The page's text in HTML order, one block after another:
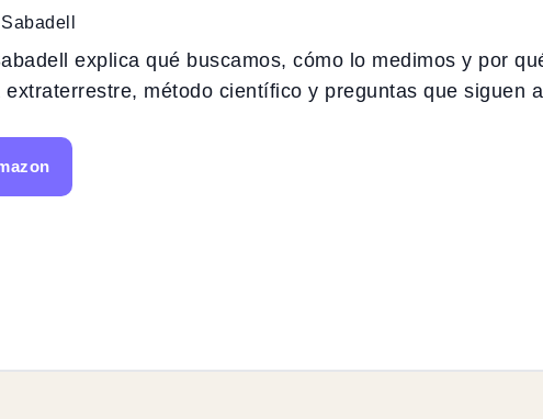
explica qué buscamos, cómo lo medimos y por
método científico y preguntas que siguen